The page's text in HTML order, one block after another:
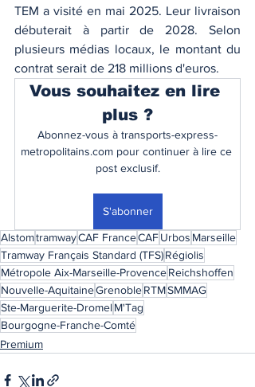
TEM a visité en mai 2025. Leur livraison
débuterait à partir de 2028. Selon
plusieurs médias locaux, le montant du
contrat serait de 218 millions d'euros.
Vous souhaitez en lire
plus ?
Abonnez-vous à transports-express-
metropolitains.com pour continuer à lire ce
post exclusif.
S'abonner
AlstomtramwayCAF FranceCAFUrbos Marseille
Tramway Français Standard (TFS)Régiolis
Métropole Aix-Marseille-ProvenceReichshoffen
Nouvelle-AquitaineGrenobleRTMSMMAG
Ste-Marguerite-Dromel M'Tag
Bourgogne-Franche-Comté
Premium